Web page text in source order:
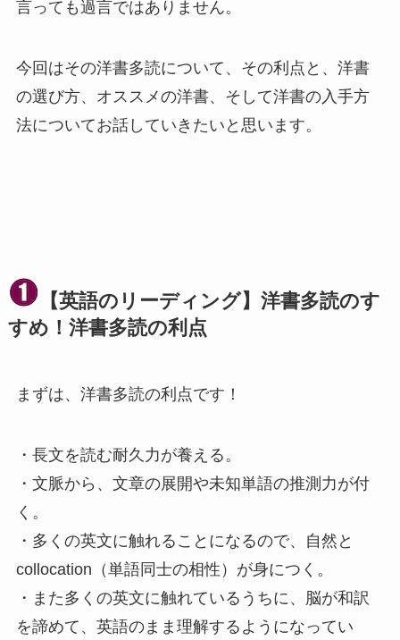
言っても過言ではありません。
今回はその洋書多読について、その利点と、洋書
の選び方、オススメの洋書、そして洋書の入手方
法についてお話していきたいと思います。
【英語のリーディング】洋書多読のす
すめ！洋書多読の利点
まずは、洋書多読の利点です！
・長文を読む耐久力が養える。
・文脈から、文章の展開や未知単語の推測力が付
く。
・多くの英文に触れることになるので、自然と
collocation（単語同士の相性）が身につく。
・また多くの英文に触れているうちに、脳が和訳
を諦めて、英語のまま理解するようになってい